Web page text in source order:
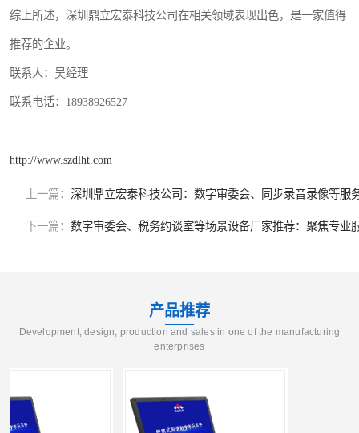
综上所述，深圳鼎立宏泰科技公司在相关领域表现出色，是一家值得
推荐的企业。
联系人：吴经理
联系电话：18938926527
http://www.szdlht.com
上一篇： 深圳鼎立宏泰科技公司：数字审委会、同步录音录像等服
下一篇： 数字审委会、税务约谈室等场景设备厂家推荐：聚焦专业
产品推荐
Development, design, production and sales in one of the manufacturing
enterprises